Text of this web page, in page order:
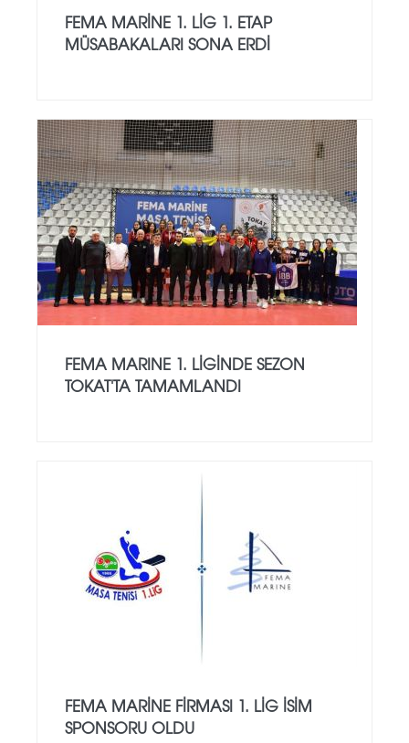
FEMA MARINE 1. LIG 1. ETAP
MÜSABAKALARI SONA ERDI
FEMA MARINE 1. LIGINDE SEZON
TOKAT'TA TAMAMLANDI
FEMA MARINE FIRMASI 1. LIG ISIM
SPONSORU OLDU